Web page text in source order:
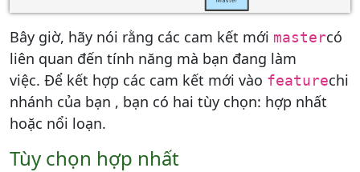
Bây giờ, hãy nói rằng các cam kết mới mastercó
liên quan đến tính năng mà bạn đang làm
việc. Để kết hợp các cam kết mới vào featurechi
nhánh của bạn , bạn có hai tùy chọn: hợp nhất
hoặc nổi loạn.
Tùy chọn hợp nhất